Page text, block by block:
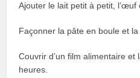
Ajouter le lait petit à petit,
Façonner la pâte en boule et
Couvrir d’un film alimentaire
heures.